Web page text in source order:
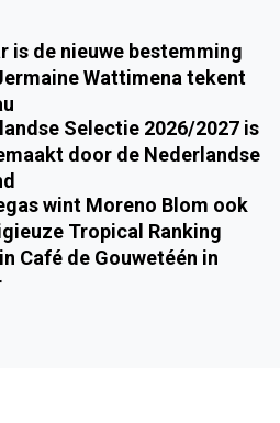
is de nieuwe bestemming
Wattimena tekent
Selectie 2026/2027 is
door de Nederlandse
wint Moreno Blom ook
Tropical Ranking
Café de Gouwetéén in